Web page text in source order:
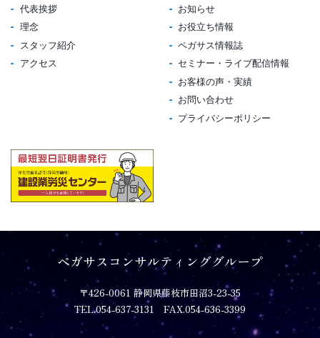
代表挨拶
理念
スタッフ紹介
アクセス
お知らせ
お役立ち情報
ペガサス情報誌
セミナー・ライブ配信情報
お客様の声・実績
お問い合わせ
プライバシーポリシー
ペガサスコンサルティンググループ
〒426-0061 静岡県藤枝市田沼3-23-35
TEL.054-637-3131 FAX.054-636-3399